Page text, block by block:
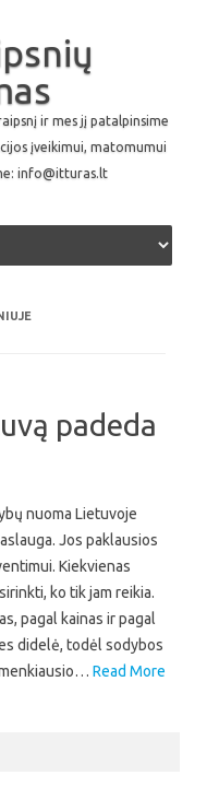
ir mes jį patalpinsime
įveikimui, matomumui
info@itturas.lt
content
padeda
nuoma Lietuvoje
Jos paklausios
Kiekvienas
ko tik jam reikia.
pagal kainas ir pagal
didelė, todėl sodybos
Read More